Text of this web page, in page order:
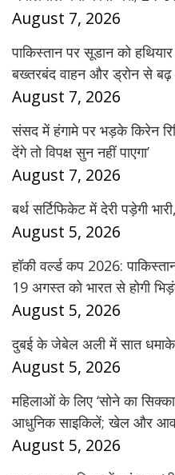
August 7, 2026
पाकिस्तान पर सूडान को
बख्तरबंद वाहन और ड्रोन से
August 7, 2026
संसद में हंगामे पर भड़के किरेन
देंगे तो विपक्ष सुन नहीं पाएगा’
August 7, 2026
बर्थ सर्टिफिकेट में देरी पड़ेगी
August 5, 2026
हॉकी वर्ल्ड कप 2026:
19 अगस्त को भारत से होगी
August 5, 2026
दुबई के जेबेल अली में सात
August 5, 2026
महिलाओं के लिए ‘सोने का
आधुनिक साइकिलें; खेल और
August 5, 2026